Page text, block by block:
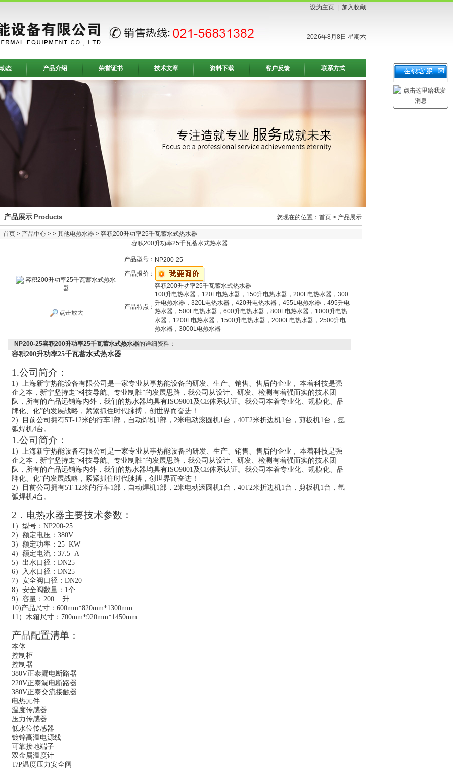
设为主页 加入收藏
2026年8月8日 星期六
态 产品介绍 荣誉证书 技术文章 资料下载 客户反馈 联系方式
产品展示 Products 您现在的位置： 首页 > 产品展示
首页 > 产品中心 > > 其他电热水器 > 容积200升功率25千瓦蓄水式热水器
容积200升功率25千瓦蓄水式热水器
点击放大
产品型号： NP200-25
产品报价：
产品特点：
容积200升功率25千瓦蓄水式热水器
100升电热水器，120L电热水器，150升电热水器，200L电热水器，300
升电热水器，320L电热水器，420升电热水器，455L电热水器，495升电
热水器，500L电热水器，600升电热水器，800L电热水器，1000升电热
水器，1200L电热水器，1500升电热水器，2000L电热水器，2500升电
热水器，3000L电热水器
NP200-25容积200升功率25千瓦蓄水式热水器的详细资料：
容积200升功率25千瓦蓄水式热水器
1.公司简介 ：
1） 上海新宁热能设备有限公司是一家专业从事热能设备的研发、生产、销售、售后的企业 ， 本着科技是强
企之本 ， 新宁坚持走“科技导航、专业制胜”的发展思路 ， 我公司从设计、研发、检测 有着强而实的技术团
队，所有的产品远销海内外，我们的热水器均具有ISO9001及CE体系认证。 我公司本着专业化、规模化、品
牌化、化”的发展战略，紧紧抓住时代脉搏，创世界而奋进！
2）目前公司拥有5T-12米的行车1部， 自动焊机1部， 2米电动滚圆机1台，40T2米折边机1台， 剪板机1台，氩
弧焊机4台。
1.公司简介 ：
1） 上海新宁热能设备有限公司是一家专业从事热能设备的研发、生产、销售、售后的企业 ， 本着科技是强
企之本 ， 新宁坚持走“科技导航、专业制胜”的发展思路 ， 我公司从设计、研发、检测 有着强而实的技术团
队，所有的产品远销海内外，我们的热水器均具有ISO9001及CE体系认证。 我公司本着专业化、规模化、品
牌化、化”的发展战略，紧紧抓住时代脉搏，创世界而奋进！
2）目前公司拥有5T-12米的行车1部， 自动焊机1部， 2米电动滚圆机1台，40T2米折边机1台， 剪板机1台， 氩
弧焊机4台。
2．电热水器主要技术参数：
1）型号：NP200-25
2）额定电压：380V
3）额定功率：25 KW
4）额定电流：37.5 A
5）出水口径：DN25
6）入水口径：DN25
7）安全阀口径：DN20
8）安全阀数量：1个
9）容量：200 升
10)产品尺寸：600mm*820mm*1300mm
11）木箱尺寸：700mm*920mm*1450mm
产品配置清单：
本体
控制柜
控制器
380V正泰漏电断路器
220V正泰漏电断路器
380V正泰交流接触器
电热元件
温度传感器
压力传感器
低水位传感器
镀锌高温电源线
可靠接地端子
双金属温度计
T/P温度压力安全阀